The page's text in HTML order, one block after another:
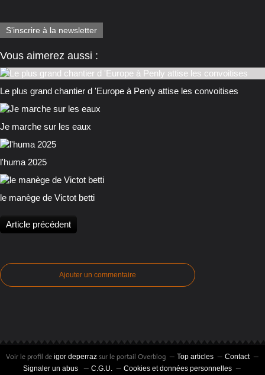
S'inscrire à la newsletter
Vous aimerez aussi :
Le plus grand chantier d 'Europe à Penly attise les convoitises
Je marche sur les eaux
l'huma 2025
le manège de Victot betti
Article précédent
Ajouter un commentaire
Voir le profil de igor deperraz sur le portail Overblog Top articles
Contact
Signaler un abus
C.G.U. Cookies et données personnelles